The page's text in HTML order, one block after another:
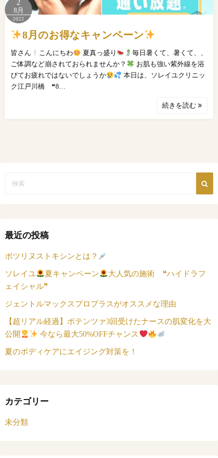
2
8月
2022
8月のお得なキャンペーン
皆さん こんにちわ 夏真っ盛り
毎日暑くて、暑くて、、
ご体調など崩されておられませんか？
お肌も強い紫外線を浴
びてお疲れではないでしょうか
本日は、ソレイユクリニッ
ク江戸川橋 ❝8…
続きを読む
最近の投稿
ボツリヌストキシンとは？
ソレイユ 夏キャンペーン
大人気の施術 ❝ハイドラフ
ェイシャル❞
ジェントルマックスプロプラスがオススメな理由
【超リアル経過】ポテンツァ3回受けたナースの肌変化を大
公開
今なら最大50%OFFチャンス
夏のボディケアにエイジング対策を！
カテゴリー
未分類